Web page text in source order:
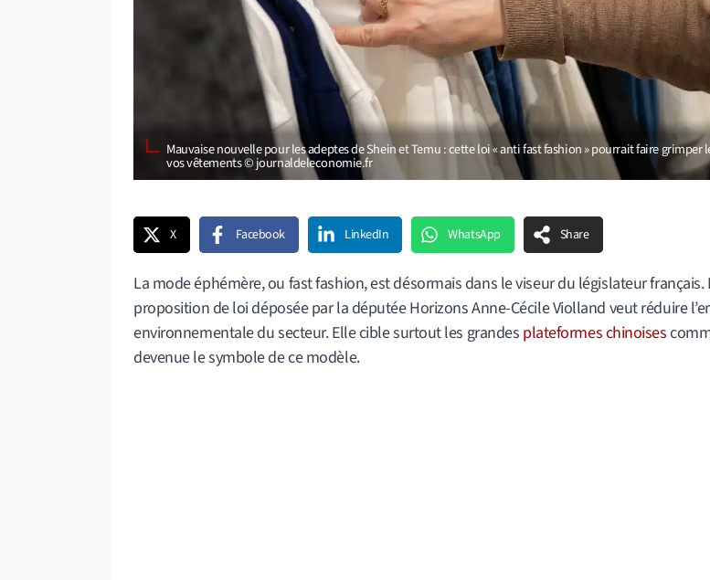
Mauvaise nouvelle pour les adeptes de Shein et Temu : cette loi « anti fast fashion » pourrait faire grimper
vos vêtements © journaldeleconomie.fr
X Facebook LinkedIn WhatsApp Share
La mode éphémère, ou fast fashion, est désormais dans le viseur du législateur français.
proposition de loi déposée par la députée Horizons Anne-Cécile Violland veut réduire
environnementale du secteur. Elle cible surtout les grandes plateformes chinoises
devenue le symbole de ce modèle.